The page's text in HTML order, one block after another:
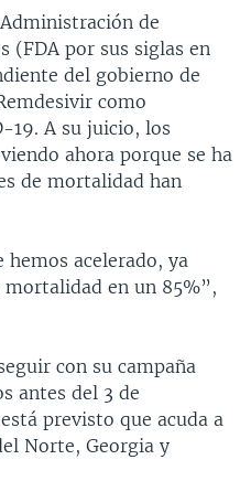
de
(FDA por sus siglas en
del gobierno de
como
19. A su juicio, los
ahora porque se ha
de mortalidad han
hemos acelerado, ya
en un 85%”,
con su campaña
antes del 3 de
previsto que acuda a
Norte, Georgia y